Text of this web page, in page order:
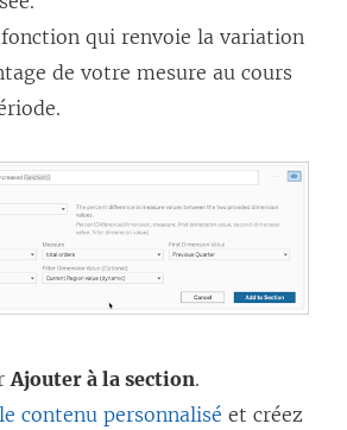
qui renvoie la variation
de votre mesure au cours
Ajouter à la section.
contenu personnalisé et créez